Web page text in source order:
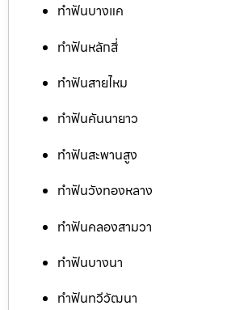
ทำฟันบางแค
ทำฟันหลักสี่
ทำฟันสายไหม
ทำฟันคันนายาว
ทำฟันสะพานสูง
ทำฟันวังทองหลาง
ทำฟันคลองสามวา
ทำฟันบางนา
ทำฟันทวีวัฒนา